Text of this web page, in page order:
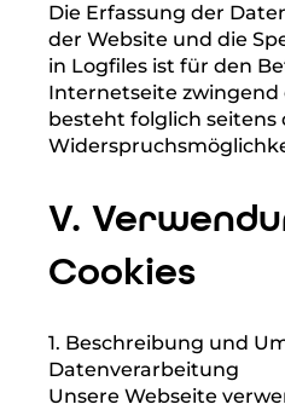
Erfassung der Daten
Website ist dies der
Sitzung beendet ist.
Im Falle der
Logfiles ist dies nach
Tagen der Fall. Eine
werden die IP-
oder verfremdet,
des aufrufenden
5. Widerspruchs- und
Beseitigungsmöglichkeit
Die Erfassung der